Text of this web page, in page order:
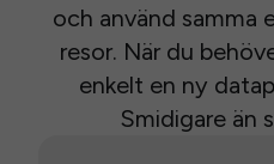
och använd samma
resor. När du
enkelt en ny
Smidigare än